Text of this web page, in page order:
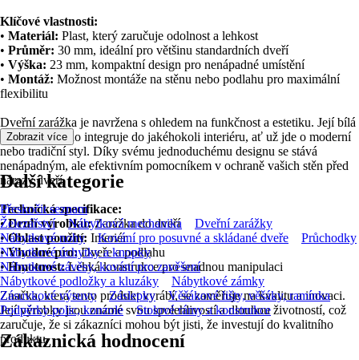
Klíčové vlastnosti:
• Materiál: Plast, který zaručuje odolnost a lehkost
• Průměr: 30 mm, ideální pro většinu standardních dveří
• Výška: 23 mm, kompaktní design pro nenápadné umístění
• Montáž: Možnost montáže na stěnu nebo podlahu pro maximální
flexibilitu
Dveřní zarážka je navržena s ohledem na funkčnost a estetiku. Její bílá
barva se snadno integruje do jakéhokoli interiéru, ať už jde o moderní
nebo tradiční styl. Díky svému jednoduchému designu se stává
nenápadným, ale efektivním pomocníkem v ochraně vašich stěn před
nárazy dveří.
Technická specifikace:
•Druh výrobku:Zarážka do dveří
•Oblast použití: Interiér
•Vhodné pro:Dveře a podlahu
•Hmotnost:Lehká konstrukce pro snadnou manipulaci
Značka, která tento produkt vyrábí, se zaměřuje na kvalitu a inovaci.
Její výrobky jsou známé svou spolehlivostí a dlouhou životností, což
zaručuje, že si zákazníci mohou být jisti, že investují do kvalitního
produktu.
Zobrazit více
Další kategorie
Přeskočit seznam
Železářství
Nábytková mechanika
Dveřní zarážky
Nábytkové nohy
Kování pro posuvné a skládané dveře
Průchodky
Nábytkové úchytky a knopky
Nábytkové závěsy, kování pro zavěšení
Nábytkové podložky a kluzáky
Nábytkové zámky
Zásuvkové výsuvy
Záslepky
Věšákové lišty, věšáky, ramínka
Podpěrky polic, konzole
Stolové rámy a konstrukce
Zákaznická hodnocení